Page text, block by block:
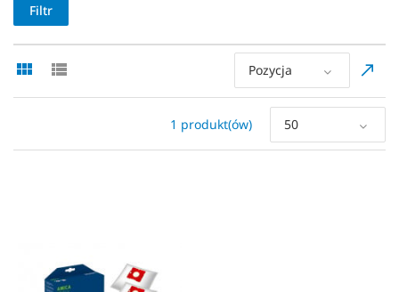
Filtr
Pozycja
1 produkt(ów) 50